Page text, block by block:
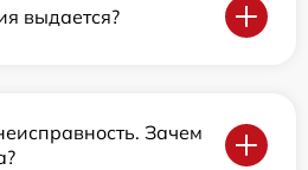
выдается?
Зачем